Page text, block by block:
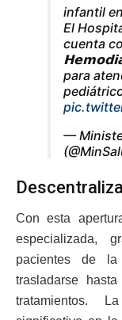
infantil
El
cuenta
para
—
Con esta
especializada,
pacientes de la
trasladarse
tratamientos.